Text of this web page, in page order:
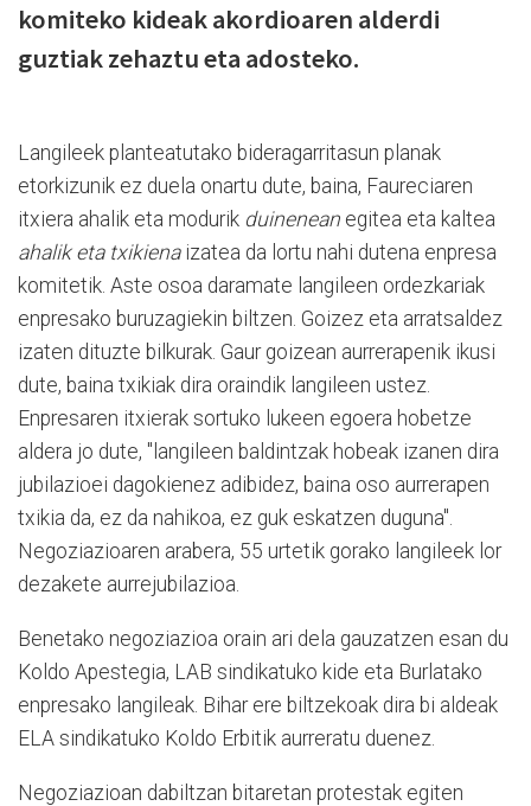
komiteko kideak akordioaren alderdi
guztiak zehaztu eta adosteko.
Langileek planteatutako bideragarritasun planak
etorkizunik ez duela onartu dute, baina, Faureciaren
itxiera ahalik eta modurik duinenean egitea eta kaltea
ahalik eta txikienaizatea da lortu nahi dutena enpresa
komitetik. Aste osoa daramate langileen ordezkariak
enpresako buruzagiekin biltzen. Goizez eta arratsaldez
izaten dituzte bilkurak. Gaur goizean aurrerapenik ikusi
dute, baina txikiak dira oraindik langileen ustez.
Enpresaren itxierak sortuko lukeen egoera hobetze
aldera jo dute, "langileen baldintzak hobeak izanen dira
jubilazioei dagokienez adibidez, baina oso aurrerapen
txikia da, ez da nahikoa, ez guk eskatzen duguna".
Negoziazioaren arabera, 55 urtetik gorako langileek lor
dezakete aurrejubilazioa.
Benetako negoziazioa orain ari dela gauzatzen esan du
Koldo Apestegia, LAB sindikatuko kide eta Burlatako
enpresako langileak. Bihar ere biltzekoak dira bi aldeak
ELA sindikatuko Koldo Erbitik aurreratu duenez.
Negoziazioan dabiltzan bitaretan protestak egiten